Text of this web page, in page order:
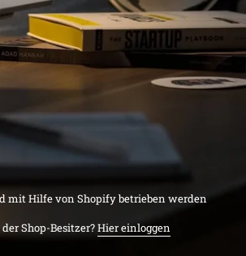
mit Hilfe von Shopify betrieben werden
Shop-Besitzer?Hier einloggen